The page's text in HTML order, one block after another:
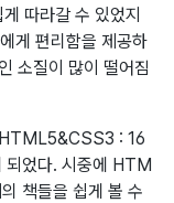
따라갈 수 있었지
게 편리함을 제공하
소질이 많이 떨어짐
HTML5&CSS3 : 16
되었다. 시중에 HTM
책들을 쉽게 볼 수